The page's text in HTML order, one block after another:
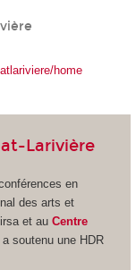
home
Larivière
en
des arts et
et au Centre
soutenu une HDR